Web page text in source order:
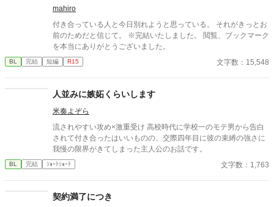
mahiro
付き合っている人と今日別れようと思っている。 それがきっとお
前のためだと信じて。 ※完結いたしました。 閲覧、ブックマーク
を本当にありがとうございました。
BL 完結 短編 R15 文字数：15,548
人並みに嫉妬くらいします
米奏よぞら
流されやすい攻め×激重受け 高校時代に学校一のモテ男から告白
されて付き合ったはいいものの、交際四年目に彼の束縛の強さに
我慢の限界がきてしまった主人公のお話です。
BL 完結 ｼｮｰﾄｼｮｰﾄ 文字数：1,763
契約満了につき